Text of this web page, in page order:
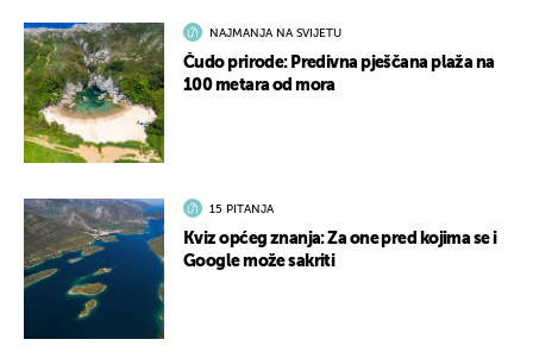
NAJMANJA NA SVIJETU
Čudo prirode: Predivna pješčana plaža na
100 metara od mora
15 PITANJA
Kviz općeg znanja: Za one pred kojima se i
Google može sakriti